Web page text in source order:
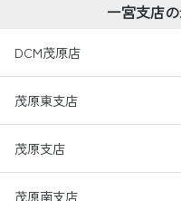
一宮支店
DCM茂原店
茂原東支店
茂原支店
茂原南支店